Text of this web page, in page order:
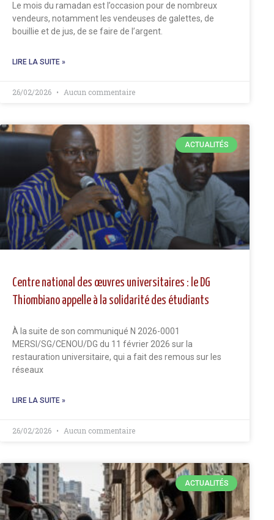
Le mois du ramadan est l’occasion pour de nombreux
vendeurs, notamment les vendeuses de galettes, de
bouillie et de jus, de se faire de l’argent.
LIRE LA SUITE »
26/02/2026 Aucun commentaire
ACTUALITÉS
Centre national des œuvres universitaires : le DG
Thiombiano appelle à la solidarité des étudiants
À la suite de son communiqué N 2026-0001
MERSI/SG/CENOU/DG du 11 février 2026 sur la
restauration universitaire, qui a fait des remous sur les
réseaux
LIRE LA SUITE »
26/02/2026 Aucun commentaire
ACTUALITÉS